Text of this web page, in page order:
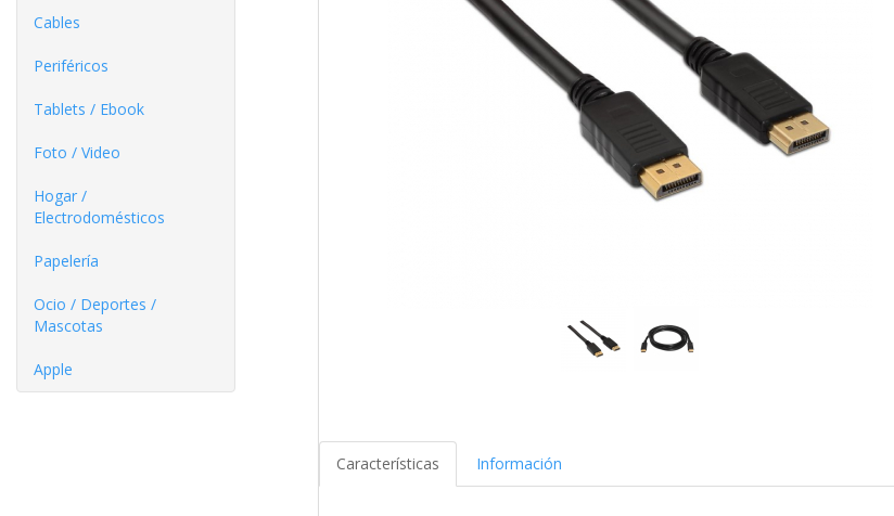
Cables
Periféricos
Tablets / Ebook
Foto / Video
Hogar /
Electrodomésticos
Papelería
Ocio / Deportes /
Mascotas
Apple
Características Información